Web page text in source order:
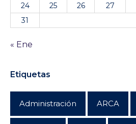
24
25 26 27
31
« Ene
Etiquetas
Administración ARCA